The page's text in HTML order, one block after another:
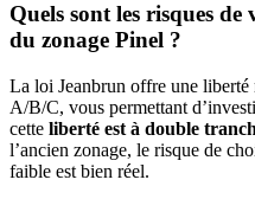
Quels sont les risques
du zonage Pinel ?
La loi Jeanbrun offre une
A/B/C, vous permettant
cette liberté est à double
l’ancien zonage, le risque de
faible est bien réel.